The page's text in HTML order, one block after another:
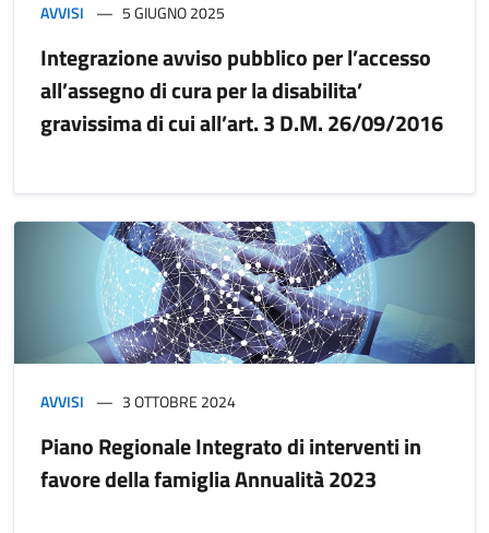
AVVISI 5 GIUGNO 2025
Integrazione avviso pubblico per l’accesso
all’assegno di cura per la disabilita’
gravissima di cui all’art. 3 D.M. 26/09/2016
AVVISI 3 OTTOBRE 2024
Piano Regionale Integrato di interventi in
favore della famiglia Annualità 2023